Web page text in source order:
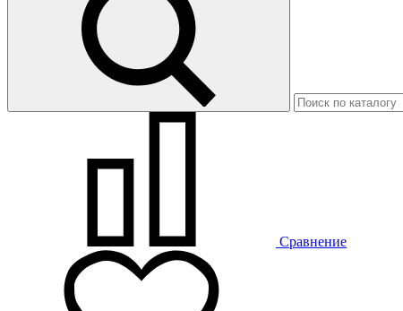
Сравнение